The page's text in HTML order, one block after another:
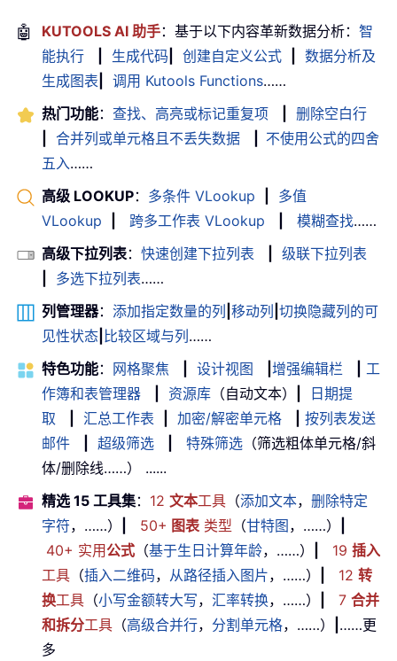
🤖 KUTOOLS AI 助手：基于以下内容革新数据分析： 智
能执行
生成代码 创建自定义公式
数据分析及
生成图表
调用 Kutools Functions……
热门功能： 查找、高亮或标记重复项
删除空白行
合并列或单元格且不丢失数据
不使用公式的四舍
五入……
高级 LOOKUP： 多条件 VLookup
多值
VLookup
跨多工作表 VLookup 模糊查找……
高级下拉列表： 快速创建下拉列表
级联下拉列表
多选下拉列表……
列管理器： 添加指定数量的列 移动列 切换隐藏列的可
见性状态 比较区域与列 ……
特色功能： 网格聚焦 设计视图 增强编辑栏
工
作簿和表管理器
资源库 （自动文本）
日期提
取
汇总工作表 加密/解密单元格
按列表发送
邮件
超级筛选 特殊筛选 （筛选粗体单元格/斜
体/删除线……） ......
精选 15 工具集： 12 文本工具 （添加文本， 删除特定
字符，……） 50+ 图表类型 （甘特图 ，……）
40+ 实用公式 （基于生日计算年龄，……） 19 插入
工具 （插入二维码， 从路径插入图片，……） 12 转
换工具 （小写金额转大写， 汇率转换，……） 7 合并
和拆分工具 （高级合并行， 分割单元格，……）
……更
多